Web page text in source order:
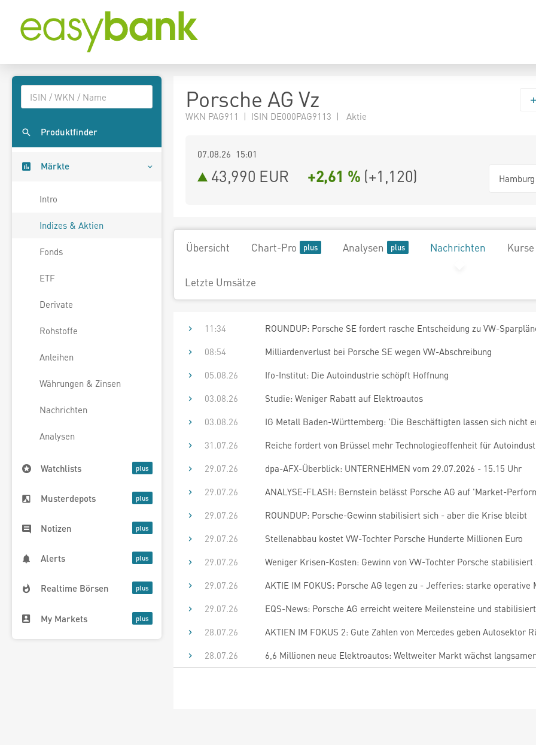
Produktfinder
Märkte
Intro
Indizes & Aktien
Fonds
ETF
Derivate
Rohstoffe
Anleihen
Währungen & Zinsen
Nachrichten
Analysen
Watchlists
Musterdepots
Notizen
Alerts
Realtime Börsen
My Markets
Porsche AG Vz
WKN PAG911 | ISIN DE000PAG9113 | Aktie
07.08.26 15:01
43,990 EUR +2,61 % (+1,120) Hamburg
Übersicht Chart-Pro Analysen Nachrichten
Letzte Umsätze
11:34
ROUNDUP: Porsche SE fordert rasche Entscheidung zu VW-
08:54
Milliardenverlust bei Porsche SE wegen VW-Abschreibung
05.08.26
Ifo-Institut: Die Autoindustrie schöpft Hoffnung
03.08.26
Studie: Weniger Rabatt auf Elektroautos
03.08.26
IG Metall Baden-Württemberg: 'Die Beschäftigten lassen sich nicht
31.07.26
Reiche fordert von Brüssel mehr Technologieoffenheit für
29.07.26
dpa-AFX-Überblick: UNTERNEHMEN vom 29.07.2026 - 15.15 Uhr
29.07.26
ANALYSE-FLASH: Bernstein belässt Porsche AG auf 'Market-
29.07.26
ROUNDUP: Porsche-Gewinn stabilisiert sich - aber die Krise bleibt
29.07.26
Stellenabbau kostet VW-Tochter Porsche Hunderte Millionen Euro
29.07.26
Weniger Krisen-Kosten: Gewinn von VW-Tochter Porsche stabilisiert
29.07.26
AKTIE IM FOKUS: Porsche AG legen zu - Jefferies: starke operative
29.07.26
EQS-News: Porsche AG erreicht weitere Meilensteine und
28.07.26
AKTIEN IM FOKUS 2: Gute Zahlen von Mercedes geben Autosektor
28.07.26
6,6 Millionen neue Elektroautos: Weltweiter Markt wächst langsamer